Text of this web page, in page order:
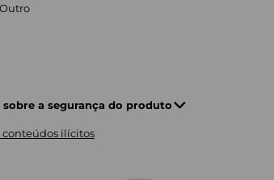
Outro
a segurança do produto
ilícitos